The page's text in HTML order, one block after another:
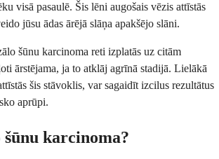
visā pasaulē. Šis lēni augošais vēzis attīstās
jūsu ādas ārējā slāņa apakšējo slāni.
šūnu karcinoma reti izplatās uz citām
ārstējama, ja to atklāj agrīnā stadijā. Lielākā
šis stāvoklis, var sagaidīt izcilus rezultātus
aprūpi.
karcinoma?